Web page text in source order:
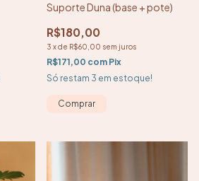
Suporte Duna (base + pote)
R$180,00
3 xde R$60,00 sem juros
R$171,00 com Pix
Só restam 3 em estoque!
Comprar